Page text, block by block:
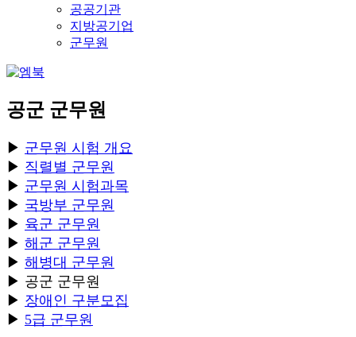
공공기관
지방공기업
군무원
공군 군무원
▶ 군무원 시험 개요
▶ 직렬별 군무원
▶ 군무원 시험과목
▶ 국방부 군무원
▶ 육군 군무원
▶ 해군 군무원
▶ 해병대 군무원
▶ 공군 군무원
▶ 장애인 구분모집
▶ 5급 군무원